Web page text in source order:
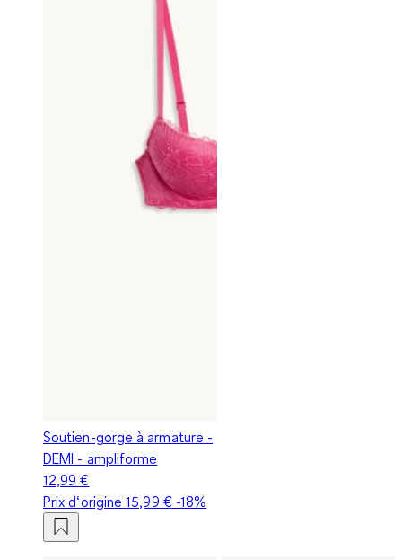
Soutien-gorge à armature -
DEMI - ampliforme
12,99 €
Prix d‘origine15,99 €-18%